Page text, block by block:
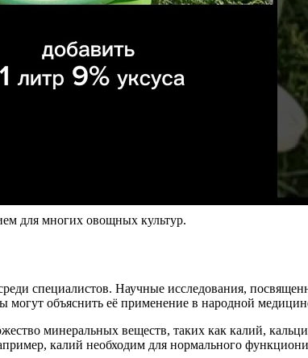
для многих овощных культур.
специалистов. Научные исследования,
могут объяснить её применение в народной
минеральных веществ, таких как калий,
калий необходим для нормального